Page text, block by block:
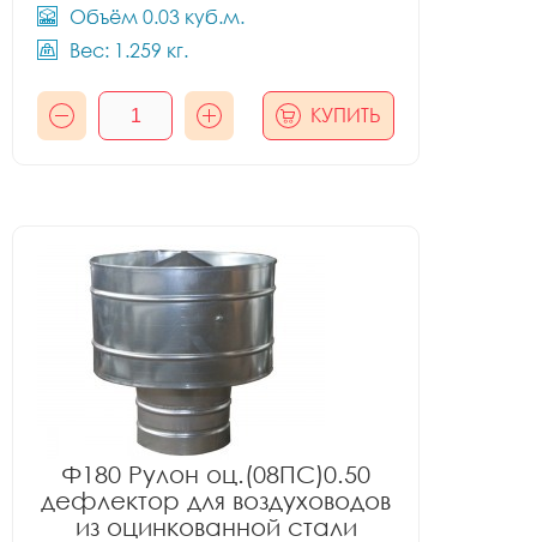
Объём 0.03 куб.м.
Вес: 1.259 кг.
КУПИТЬ
Ф180 Рулон оц.(08ПС)0.50
дефлектор для воздуховодов
из оцинкованной стали